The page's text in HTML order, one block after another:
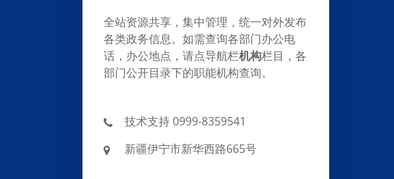
全站资源共享，集中管理，统一对外发布
各类政务信息。如需查询各部门办公电
话，办公地点，请点导航栏机构栏目，各
部门公开目录下的职能机构查询。
技术支持 0999-8359541
新疆伊宁市新华西路665号